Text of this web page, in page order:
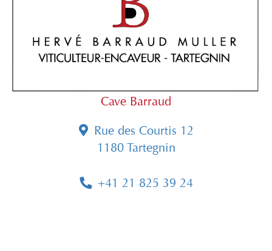
Cave Barraud
Rue des Courtis 12
1180 Tartegnin
+41 21 825 39 24